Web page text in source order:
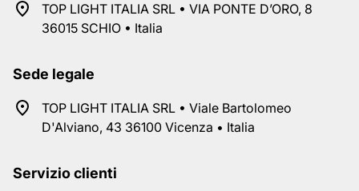
TOP LIGHT ITALIA SRL • VIA PONTE D’ORO, 8
36015 SCHIO • Italia
Sede legale
TOP LIGHT ITALIA SRL • Viale Bartolomeo
D'Alviano, 43 36100 Vicenza • Italia
Servizio clienti